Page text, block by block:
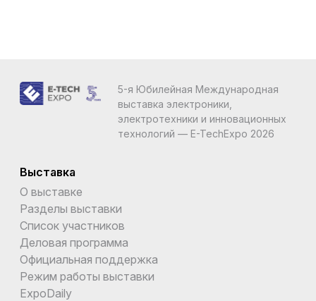
5-я Юбилейная Международная
выставка электроники,
электротехники и инновационных
технологий — E-TechExpo 2026
Выставка
О выставке
Разделы выставки
Список участников
Деловая программа
Официальная поддержка
Режим работы выставки
ExpoDaily